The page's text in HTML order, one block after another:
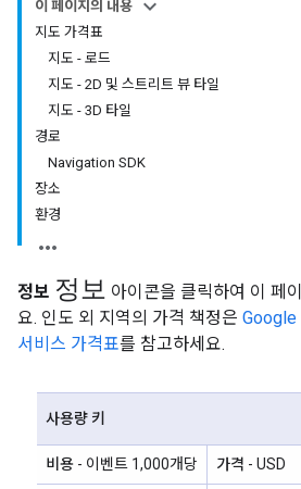
이 페이지의 내용
지도 가격표
지도 - 로드
지도 - 2D 및 스트리트 뷰 타일
지도 - 3D 타일
경로
Navigation SDK
장소
환경
정보 정보 아이콘을 클릭하여 이 페
요. 인도 외 지역의 가격 책정은
서비스 가격표를 참고하세요.
사용량 키
비용 - 이벤트 1,000개당 가격 - USD